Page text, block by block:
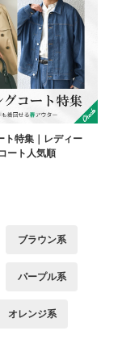
ト特集｜レディー
ート人気順
ブラウン系
パープル系
オレンジ系